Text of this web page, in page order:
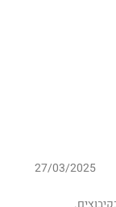
27/03/2025